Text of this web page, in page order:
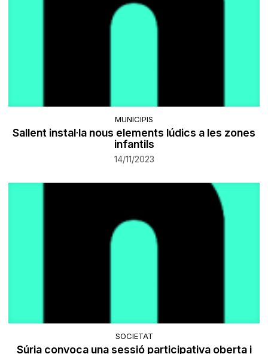
MUNICIPIS
Sallent instal·la nous elements lúdics a les zones
infantils
14/11/2023
SOCIETAT
Súria convoca una sessió participativa oberta i